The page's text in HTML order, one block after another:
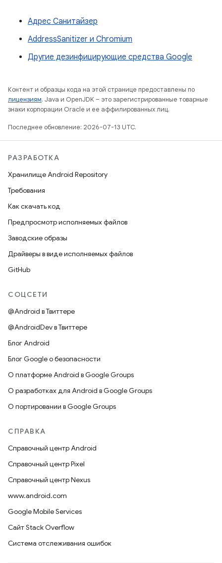
Адрес Санитайзер
AddressSanitizer и Chromium
Другие дезинфицирующие средства Google
Контент и образцы кода на этой странице предоставлены по
лицензиям. Java и OpenJDK – это зарегистрированные товарные
знаки корпорации Oracle и ее аффилированных лиц.
Последнее обновление: 2026-07-13 UTC.
РАЗРАБОТКА
Хранилище Android Repository
Требования
Как скачать код
Предпросмотр исполняемых файлов
Заводские образы
Драйверы в виде исполняемых файлов
GitHub
СОЦСЕТИ
@Android в Твиттере
@AndroidDev в Твиттере
Блог Android
Блог Google о безопасности
О платформе Android в Google Groups
О разработках для Android в Google Groups
О портировании в Google Groups
СПРАВКА
Справочный центр Android
Справочный центр Pixel
Справочный центр Nexus
www.android.com
Google Mobile Services
Сайт Stack Overflow
Система отслеживания ошибок